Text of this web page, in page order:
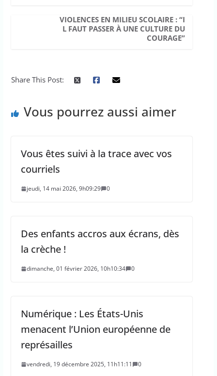
VIOLENCES EN MILIEU SCOLAIRE : “I
L FAUT PASSER À UNE CULTURE DU
COURAGE”
Share This Post:
Vous pourrez aussi aimer
Vous êtes suivi à la trace avec vos
courriels
jeudi, 14 mai 2026, 9h09:29 0
Des enfants accros aux écrans, dès
la crèche !
dimanche, 01 février 2026, 10h10:34 0
Numérique : Les États-Unis
menacent l’Union européenne de
représailles
vendredi, 19 décembre 2025, 11h11:11 0